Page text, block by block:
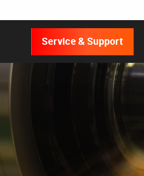
Service & Support